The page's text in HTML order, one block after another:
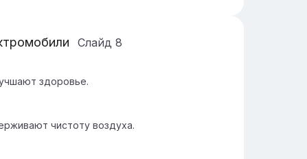
Слайд 8
здоровье.
чистоту воздуха.